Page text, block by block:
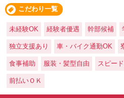
こだわり一覧
未経験OK 経験者優遇 幹部候補
独立支援あり 車・バイク通勤OK
食事補助 服装・髪型自由 スピー
前払いＯＫ